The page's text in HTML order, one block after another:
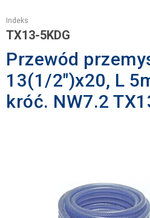
Indeks
TX13-5KDG
Przewód
13(1/2")x20, L
króć. NW7.2